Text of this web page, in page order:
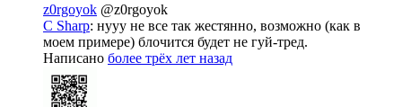
z0rgoyok @z0rgoyok
С Sharp: нууу не все так жестянно, возможно (как в
моем примере) блочится будет не гуй-тред.
Написано более трёх лет назад